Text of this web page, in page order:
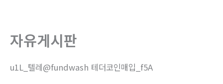
자유게시판
u1L_텔레@fundwash 테더코인매입_f5A